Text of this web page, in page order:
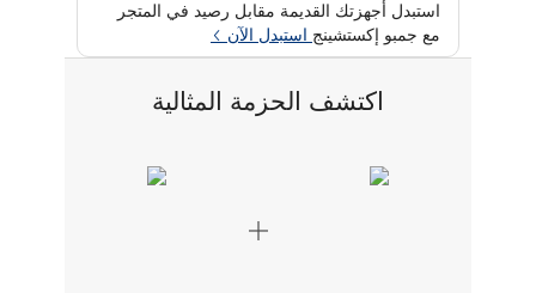
استبدل أجهزتك القديمة مقابل رصيد في المتجر
مع جمبو إكستشينج استبدل الآن
اكتشف الحزمة المثالية